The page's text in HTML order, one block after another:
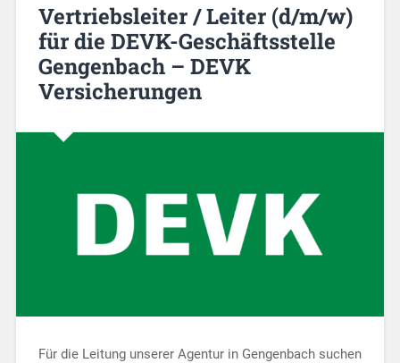
Vertriebsleiter / Leiter (d/m/w)
für die DEVK-Geschäftsstelle
Gengenbach – DEVK
Versicherungen
Für die Leitung unserer Agentur in Gengenbach suchen